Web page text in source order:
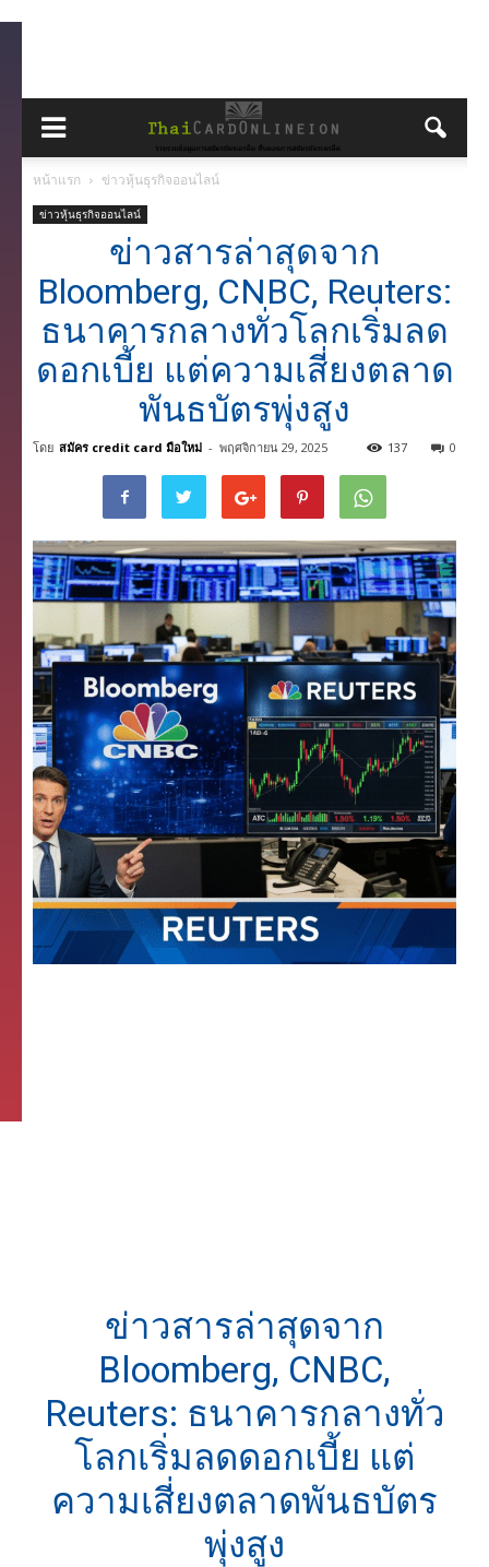
หน้าแรก ข่าวหุ้นธุรกิจออนไลน์
ข่าวหุ้นธุรกิจออนไลน์
ข่าวสารล่าสุดจาก
Bloomberg, CNBC, Reuters:
ธนาคารกลางทั่วโลกเริ่มลด
ดอกเบี้ย แต่ความเสี่ยงตลาด
พันธบัตรพุ่งสูง
โดย สมัคร credit card มือใหม่ - พฤศจิกายน 29, 2025 0
137
ข่าวสารล่าสุดจาก
Bloomberg, CNBC,
Reuters: ธนาคารกลางทั่ว
โลกเริ่มลดดอกเบี้ย แต่
ความเสี่ยงตลาดพันธบัตร
พุ่งสูง